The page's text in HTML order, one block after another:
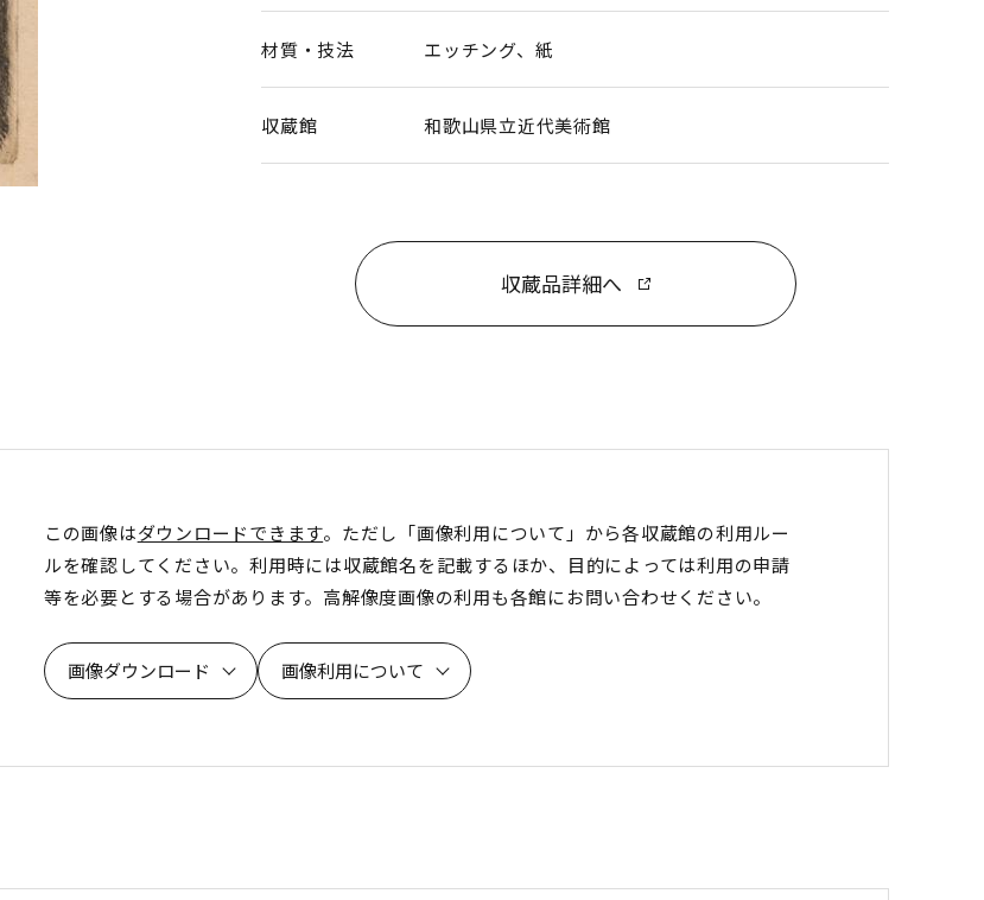
材質・技法 エッチング、紙
収蔵館 和歌山県立近代美術館
収蔵品詳細へ
この画像はダウンロードできます。ただし「画像利用について」から各収蔵館の利用ルー
ルを確認してください。利用時には収蔵館名を記載するほか、目的によっては利用の申請
等を必要とする場合があります。高解像度画像の利用も各館にお問い合わせください。
画像ダウンロード 画像利用について